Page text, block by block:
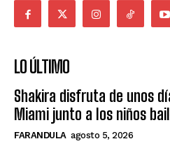
LO ÚLTIMO
Shakira disfruta de unos
Miami junto a los niños
FARANDULA agosto 5, 2026